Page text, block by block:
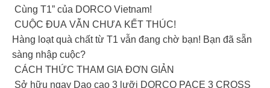
Cùng T1” của DORCO Vietnam!
CUỘC ĐUA VẪN CHƯA KẾT THÚC!
Hàng loạt quà chất từ T1 vẫn đang chờ bạn! Bạn đã sẵn
sàng nhập cuộc?
CÁCH THỨC THAM GIA ĐƠN GIẢN
Sở hữu ngay Dao cạo 3 lưỡi DORCO PACE 3 CROSS